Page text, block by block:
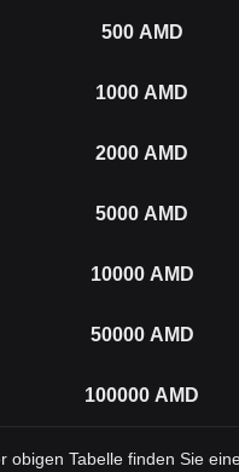
500 AMD
1000 AMD
2000 AMD
5000 AMD
10000 AMD
50000 AMD
100000 AMD
obigen Tabelle finden Sie